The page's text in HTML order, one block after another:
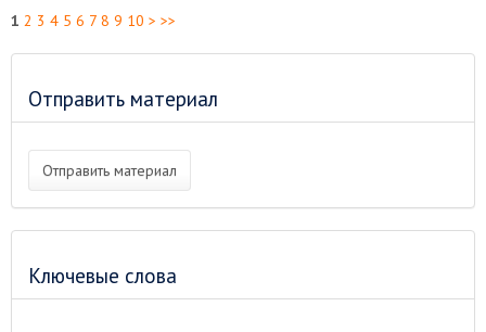
1 2 3 4 5 6 7 8 9 10 > >>
Отправить материал
Отправить материал
Ключевые слова